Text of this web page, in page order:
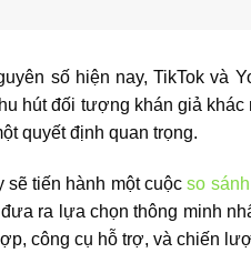
số hiện nay, TikTok và
hút đối tượng khán giả
quyết định quan trọng.
sẽ tiến hành một cuộcso
ra lựa chọn thông minh
công cụ hỗ trợ, và chiến